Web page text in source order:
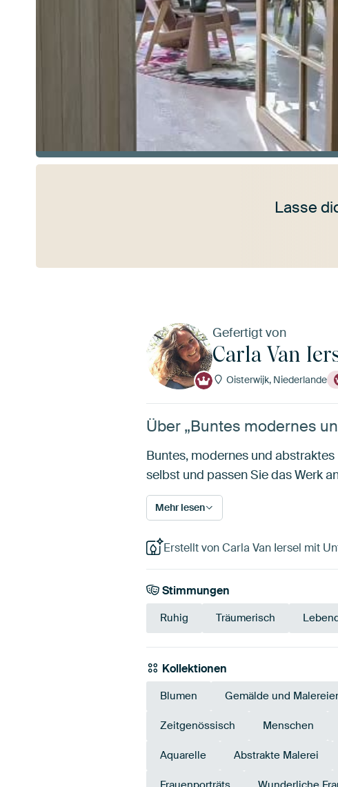
Lasse
Gefertigt von
Carla Van
Oisterwijk, Niederlande
Über „Buntes modernes
Buntes, modernes und
selbst und passen Sie das Werk
Mehr lesen
Erstellt von Carla Van Iersel mit
Stimmungen
Ruhig Träumerisch
Kollektionen
Blumen Gemälde und
Zeitgenössisch Menschen
Aquarelle Abstrakte Malerei